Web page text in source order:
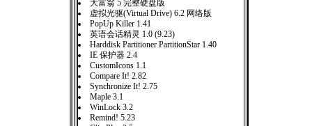
大富翁 5 完整硬盘版
虚拟光驱(Virtual Drive) 6.2 网络版
PopUp Killer 1.41
英语会话精灵 1.0 (9.23)
Harddisk Partitioner PartitionStar 1.40
IE 保护器 2.4
CustomIcons 1.1
Compare It! 2.82
Synchronize It! 2.75
Maple 3.1
WinLock 3.2
Remind! 5.23